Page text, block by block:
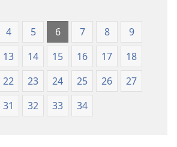
hersiening)
(2019-
hersiening)
4 5 6 7 8
9
13 14 15 16 17
18
22 23 24 25 26
27
31 32 33 34